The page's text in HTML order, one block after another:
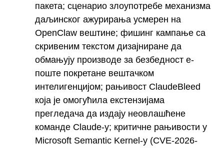
пакета; сценарио злоупотребе механизма
даљинског ажурирања усмерен на
OpenClaw вештине; фишинг кампање са
скривеним текстом дизајниране да
обмањују производе за безбедност е-
поште покретане вештачком
интелигенцијом; рањивост ClaudeBleed
која је омогућила екстензијама
прегледача да издају неовлашћене
команде Claude-у; критичне рањивости у
Microsoft Semantic Kernel-у (CVE-2026-